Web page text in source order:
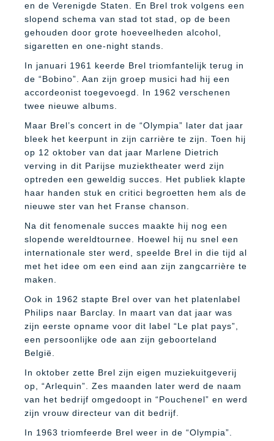
en de Verenigde Staten. En Brel trok volgens een
slopend schema van stad tot stad, op de been
gehouden door grote hoeveelheden alcohol,
sigaretten en one-night stands.
In januari 1961 keerde Brel triomfantelijk terug in
de “Bobino”. Aan zijn groep musici had hij een
accordeonist toegevoegd. In 1962 verschenen
twee nieuwe albums.
Maar Brel’s concert in de “Olympia” later dat jaar
bleek het keerpunt in zijn carrière te zijn. Toen hij
op 12 oktober van dat jaar Marlene Dietrich
verving in dit Parijse muziektheater werd zijn
optreden een geweldig succes. Het publiek klapte
haar handen stuk en critici begroetten hem als de
nieuwe ster van het Franse chanson.
Na dit fenomenale succes maakte hij nog een
slopende wereldtournee. Hoewel hij nu snel een
internationale ster werd, speelde Brel in die tijd al
met het idee om een eind aan zijn zangcarrière te
maken.
Ook in 1962 stapte Brel over van het platenlabel
Philips naar Barclay. In maart van dat jaar was
zijn eerste opname voor dit label “Le plat pays”,
een persoonlijke ode aan zijn geboorteland
België.
In oktober zette Brel zijn eigen muziekuitgeverij
op, “Arlequin”. Zes maanden later werd de naam
van het bedrijf omgedoopt in “Pouchenel” en werd
zijn vrouw directeur van dit bedrijf.
In 1963 triomfeerde Brel weer in de “Olympia”.